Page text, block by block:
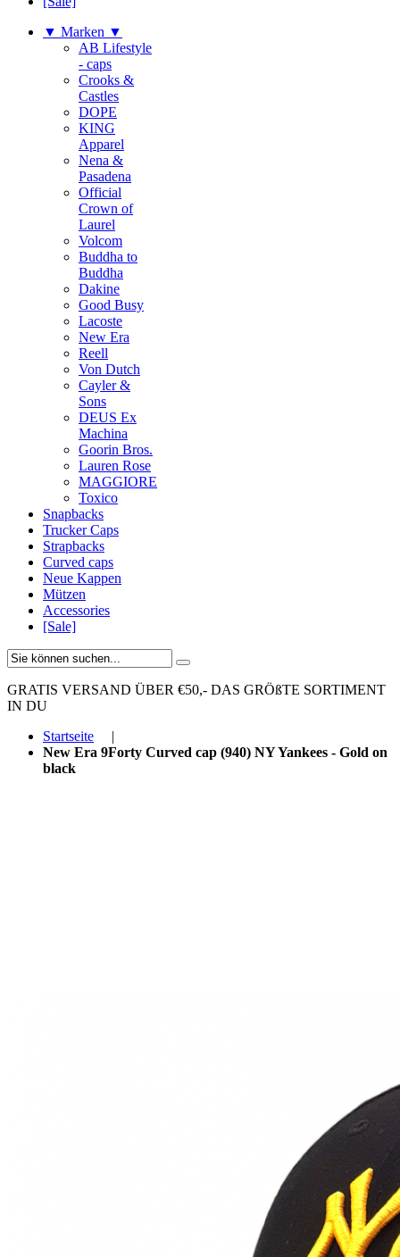
▼ Marken ▼
AB Lifestyle
- caps
Crooks &
Castles
DOPE
KING
Apparel
Nena &
Pasadena
Official
Crown of
Laurel
Volcom
Buddha to
Buddha
Dakine
Good Busy
Lacoste
New Era
Reell
Von Dutch
Cayler &
Sons
DEUS Ex
Machina
Goorin Bros.
Lauren Rose
MAGGIORE
Toxico
Snapbacks
Trucker Caps
Strapbacks
Curved caps
Neue Kappen
Mützen
Accessories
[Sale]
GRATIS VERSAND ÜBER €50,- DAS GRÖßTE SORTIMENT
IN DU
Startseite
|
New Era 9Forty Curved cap (940) NY Yankees - Gold on
black